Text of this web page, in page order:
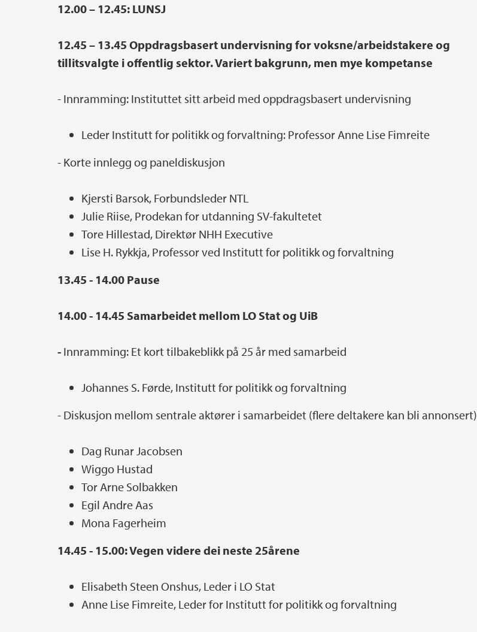
12.00 – 12.45: LUNSJ
12.45 – 13.45 Oppdragsbasert undervisning for voksne/arbeidstakere og
tillitsvalgte i offentlig sektor. Variert bakgrunn, men mye kompetanse
- Innramming: Instituttet sitt arbeid med oppdragsbasert undervisning
Leder Institutt for politikk og forvaltning: Professor Anne Lise Fimreite
- Korte innlegg og paneldiskusjon
Kjersti Barsok, Forbundsleder NTL
Julie Riise, Prodekan for utdanning SV-fakultetet
Tore Hillestad, Direktør NHH Executive
Lise H. Rykkja, Professor ved Institutt for politikk og forvaltning
13.45 - 14.00 Pause
14.00 - 14.45 Samarbeidet mellom LO Stat og UiB
- Innramming: Et kort tilbakeblikk på 25 år med samarbeid
Johannes S. Førde, Institutt for politikk og forvaltning
- Diskusjon mellom sentrale aktører i samarbeidet (flere deltakere kan bli annonsert)
Dag Runar Jacobsen
Wiggo Hustad
Tor Arne Solbakken
Egil Andre Aas
Mona Fagerheim
14.45 - 15.00: Vegen videre dei neste 25årene
Elisabeth Steen Onshus, Leder i LO Stat
Anne Lise Fimreite, Leder for Institutt for politikk og forvaltning